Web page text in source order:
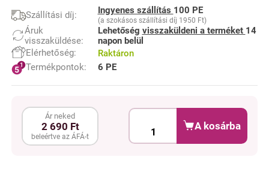
Szállítási díj: Ingyenes szállítás 100 PE
(a szokásos szállítási díj 1950 Ft)
Áruk
visszaküldése:
Lehetőség visszaküldeni a terméket 14
napon belül
Elérhetőség:
Raktáron
Termékpontok:
6 PE
Ár neked
2 690 Ft
beleértve az ÁFÁ-t
A kosárba